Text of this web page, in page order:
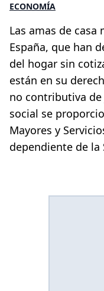
ECONOMÍA
Las amas de casa
España, que han
del hogar sin
están en su
no contributiva
social se
Mayores y
dependiente de la